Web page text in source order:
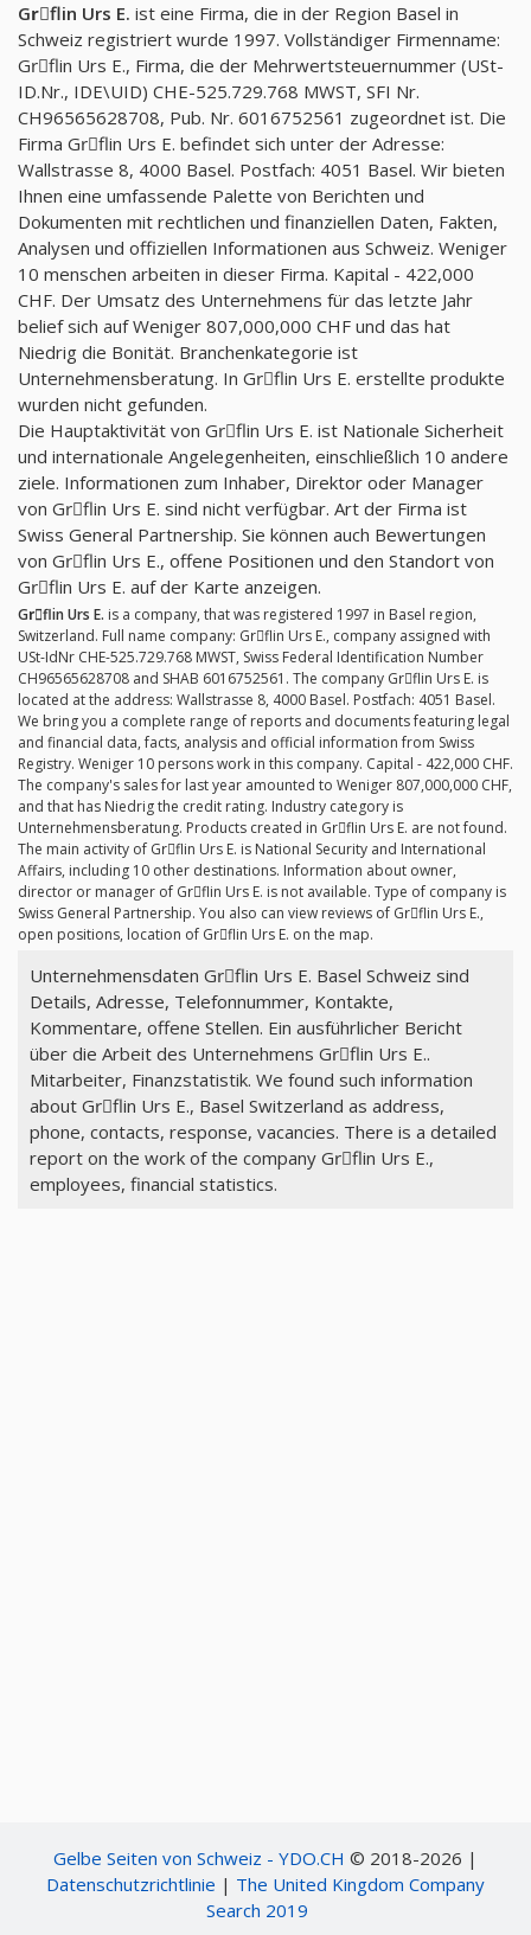
Grِflin Urs E. ist eine Firma, die in der Region Basel in
Schweiz registriert wurde 1997. Vollständiger Firmenname:
Grِflin Urs E., Firma, die der Mehrwertsteuernummer (USt-
ID.Nr., IDE\UID) CHE-525.729.768 MWST, SFI Nr.
CH96565628708, Pub. Nr. 6016752561 zugeordnet ist. Die
Firma Grِflin Urs E. befindet sich unter der Adresse:
Wallstrasse 8, 4000 Basel. Postfach: 4051 Basel. Wir bieten
Ihnen eine umfassende Palette von Berichten und
Dokumenten mit rechtlichen und finanziellen Daten, Fakten,
Analysen und offiziellen Informationen aus Schweiz. Weniger
10 menschen arbeiten in dieser Firma. Kapital - 422,000
CHF. Der Umsatz des Unternehmens für das letzte Jahr
belief sich auf Weniger 807,000,000 CHF und das hat
Niedrig die Bonität. Branchenkategorie ist
Unternehmensberatung. In Grِflin Urs E. erstellte produkte
wurden nicht gefunden.
Die Hauptaktivität von Grِflin Urs E. ist Nationale Sicherheit
und internationale Angelegenheiten, einschließlich 10 andere
ziele. Informationen zum Inhaber, Direktor oder Manager
von Grِflin Urs E. sind nicht verfügbar. Art der Firma ist
Swiss General Partnership. Sie können auch Bewertungen
von Grِflin Urs E., offene Positionen und den Standort von
Grِflin Urs E. auf der Karte anzeigen.
Grِflin Urs E. is a company, that was registered 1997 in Basel region,
Switzerland. Full name company: Grِflin Urs E., company assigned with
USt-IdNr CHE-525.729.768 MWST, Swiss Federal Identification Number
CH96565628708 and SHAB 6016752561. The company Grِflin Urs E. is
located at the address: Wallstrasse 8, 4000 Basel. Postfach: 4051 Basel.
We bring you a complete range of reports and documents featuring legal
and financial data, facts, analysis and official information from Swiss
Registry. Weniger 10 persons work in this company. Capital - 422,000 CHF.
The company's sales for last year amounted to Weniger 807,000,000 CHF,
and that has Niedrig the credit rating. Industry category is
Unternehmensberatung. Products created in Grِflin Urs E. are not found.
The main activity of Grِflin Urs E. is National Security and International
Affairs, including 10 other destinations. Information about owner,
director or manager of Grِflin Urs E. is not available. Type of company is
Swiss General Partnership. You also can view reviews of Grِflin Urs E.,
open positions, location of Grِflin Urs E. on the map.
Unternehmensdaten Grِflin Urs E. Basel Schweiz sind
Details, Adresse, Telefonnummer, Kontakte,
Kommentare, offene Stellen. Ein ausführlicher Bericht
über die Arbeit des Unternehmens Grِflin Urs E..
Mitarbeiter, Finanzstatistik. We found such information
about Grِflin Urs E., Basel Switzerland as address,
phone, contacts, response, vacancies. There is a detailed
report on the work of the company Grِflin Urs E.,
employees, financial statistics.
Gelbe Seiten von Schweiz - YDO.CH © 2018-2026 |
Datenschutzrichtlinie | The United Kingdom Company
Search 2019